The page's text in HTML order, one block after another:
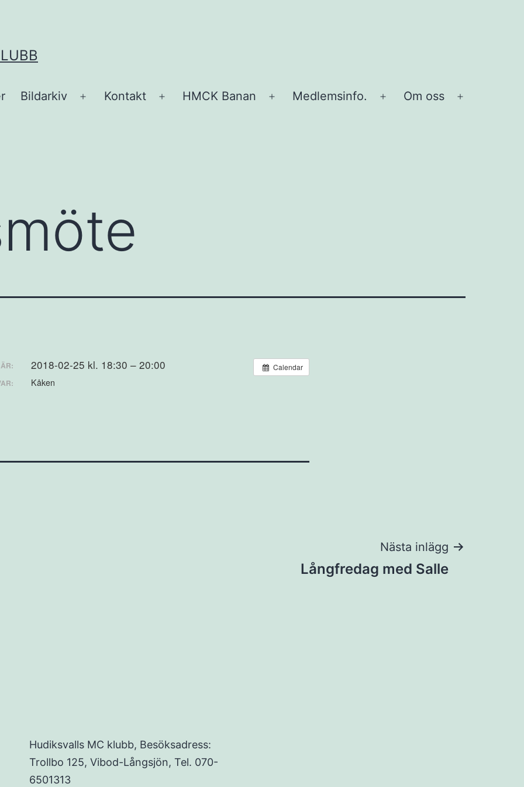
Bildarkiv
Öppna
Kontakt
Öppna
HMCK Banan
Öppna
Medlemsinfo.
Öppna
Om oss
Calendar
2018-02-25 kl. 18:30 – 20:00
Kåken
Nästa inlägg
Långfredag med Salle
Hudiksvalls MC klubb, Besöksadress:
Trollbo 125, Vibod-Långsjön, Tel. 070-
6501313